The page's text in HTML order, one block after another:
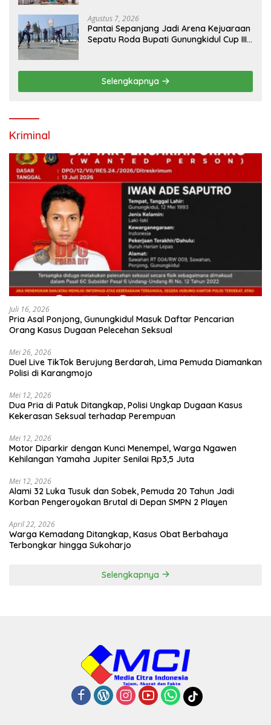
Agustus 7, 2026
Pantai Sepanjang Jadi Arena Kejuaraan
Sepatu Roda Bupati Gunungkidul Cup III
Selengkapnya
Kriminal
Juli 16, 2026
Pria Asal Ponjong, Gunungkidul Masuk Daftar Pencarian
Orang Kasus Dugaan Pelecehan Seksual
Mei 26, 2026
Duel Live TikTok Berujung Berdarah, Lima Pemuda Diamankan
Polisi di Karangmojo
Mei 12, 2026
Dua Pria di Patuk Ditangkap, Polisi Ungkap Dugaan Kasus
Kekerasan Seksual terhadap Perempuan
Mei 12, 2026
Motor Diparkir dengan Kunci Menempel, Warga Ngawen
Kehilangan Yamaha Jupiter Senilai Rp3,5 Juta
Mei 12, 2026
Alami 32 Luka Tusuk dan Sobek, Pemuda 20 Tahun Jadi
Korban Pengeroyokan Brutal di Depan SMPN 2 Playen
April 22, 2026
Warga Kemadang Ditangkap, Kasus Obat Berbahaya
Terbongkar hingga Sukoharjo
Selengkapnya